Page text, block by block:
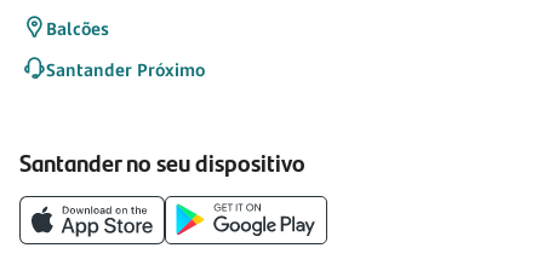
Balcões
Santander Próximo
Santander no seu dispositivo